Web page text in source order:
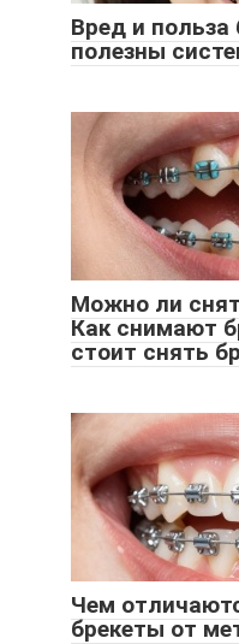
Вред и польза
полезны
Можно ли
Как снимают
стоит снять
Чем
брекеты от